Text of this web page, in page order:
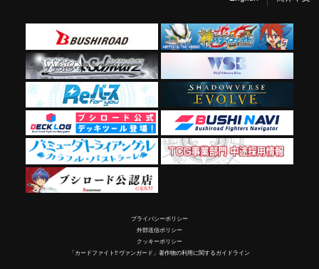
プライバシーポリシー
外部送信ポリシー
クッキーポリシー
「カードファイト!! ヴァンガード」著作物の利用に関するガイドライン